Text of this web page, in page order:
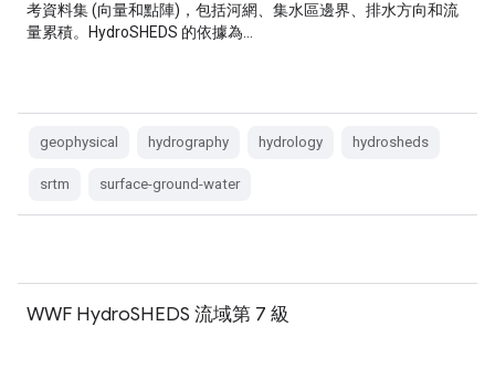
考資料集 (向量和點陣)，包括河網、集水區邊界、排水方向和流
量累積。HydroSHEDS 的依據為…
geophysical hydrography hydrology hydrosheds
srtm surface-ground-water
WWF HydroSHEDS 流域第 7 級